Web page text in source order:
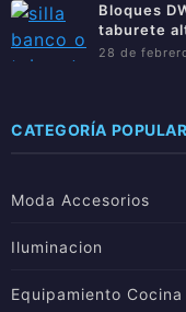
Bloques
taburete
28 de
CATEGORÍA POPULAR
Moda Accesorios
Iluminacion
Equipamiento Cocina